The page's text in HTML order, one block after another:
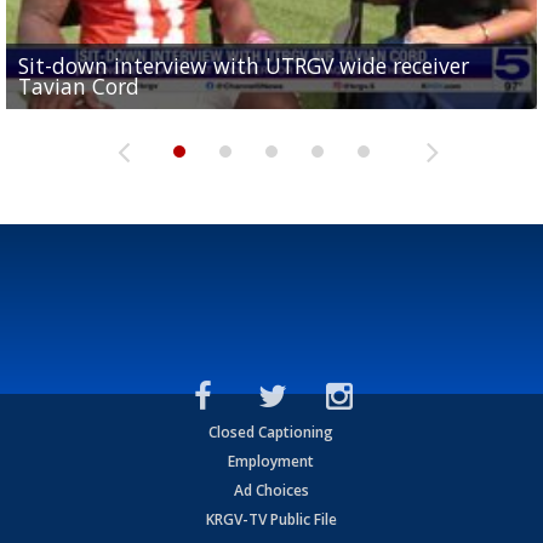
Sit-down interview with UTRGV wide receiver
Tavian Cord
Two-a-Day Tour 2026: Raymondville Bearkats
Two-a-Day Tour 2026: Port Isabel Tarpons
UTRGV football ranks fourth in SLC preseason poll
and receiving votes in...
Two-a-Day Tour 2026: Santa Rosa Warriors
Closed Captioning
Employment
Ad Choices
KRGV-TV Public File